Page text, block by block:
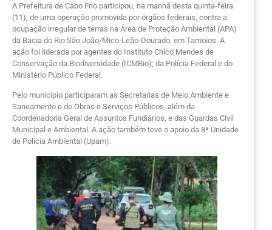
A Prefeitura de Cabo Frio participou, na manhã desta quinta-feira
(11), de uma operação promovida por órgãos federais, contra a
ocupação irregular de terras na Área de Proteção Ambiental (APA)
da Bacia do Rio São João/Mico-Leão-Dourado, em Tamoios. A
ação foi liderada por agentes do Instituto Chico Mendes de
Conservação da Biodiversidade (ICMBio); da Polícia Federal e do
Ministério Público Federal.
Pelo município participaram as Secretarias de Meio Ambiente e
Saneamento e de Obras e Serviços Públicos, além da
Coordenadoria Geral de Assuntos Fundiários, e das Guardas Civil
Municipal e Ambiental. A ação também teve o apoio da 8ª Unidade
de Polícia Ambiental (Upam).